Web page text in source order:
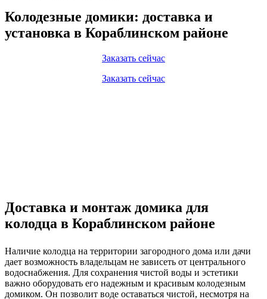
Колодезные домики: доставка и
установка в Кораблинском районе
Заказать сейчас
Заказать сейчас
Доставка и монтаж домика для
колодца в Кораблинском районе
Наличие колодца на территории загородного дома или дачи
дает возможность владельцам не зависеть от центрального
водоснабжения. Для сохранения чистой воды и эстетики
важно оборудовать его надежным и красивым колодезным
домиком. Он позволит воде оставаться чистой, несмотря на